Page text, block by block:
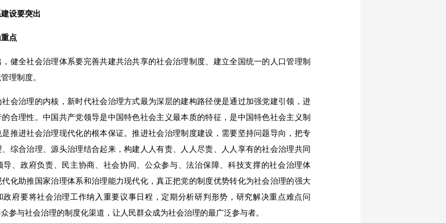
设要突出
点
全社会治理体系要完善共建共治共享的社会治理制度、建立全国统一的人口管理制
理制度。
治理的内核，新时代社会治理方式最为深层的建构路径便是通过加强党建引领，进
合理性。中国共产党领导是中国特色社会主义最本质的特征，是中国特色社会主义制
推进社会治理现代化的根本保证。推进社会治理制度建设，需要坚持问题导向，把专
综合治理、源头治理结合起来，构建人人有责、人人尽责、人人享有的社会治理共同
导、政府负责、民主协商、社会协同、公众参与、法治保障、科技支撑的社会治理体
化助推国家治理体系和治理能力现代化，真正把党的制度优势转化为社会治理的强大
政府要将社会治理工作纳入重要议事日程，定期分析研判形势，研究解决重点难点问
参与社会治理的制度化渠道，让人民群众成为社会治理的最广泛参与者。